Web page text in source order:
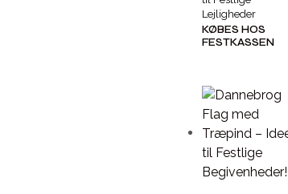
Lejligheder
KØBES HOS
FESTKASSEN